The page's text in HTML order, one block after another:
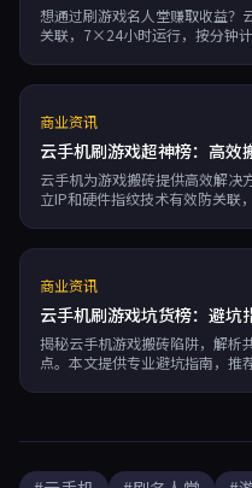
想通过刷游戏名人堂赚取收益？
关联，7×24小时运行，按分钟
商业资讯
云手机刷游戏超神榜：高效
云手机为游戏搬砖提供高效解
立IP和硬件指纹技术有效防关联
商业资讯
云手机刷游戏坑货榜：避坑
揭秘云手机游戏搬砖陷阱，解析
点。本文提供专业避坑指南，推